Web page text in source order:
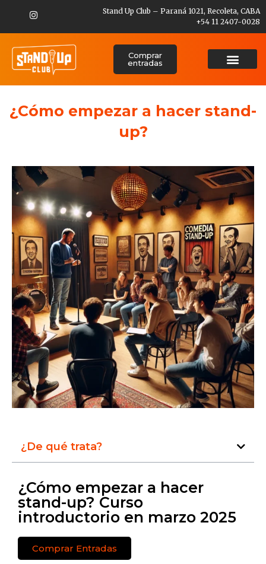
Stand Up Club – Paraná 1021, Recoleta, CABA
+54 11 2407-0028
Comprar
entradas
¿Cómo empezar a hacer stand-
up?
¿De qué trata?
¿Cómo empezar a hacer
stand-up? Curso
introductorio en marzo 2025
Comprar Entradas